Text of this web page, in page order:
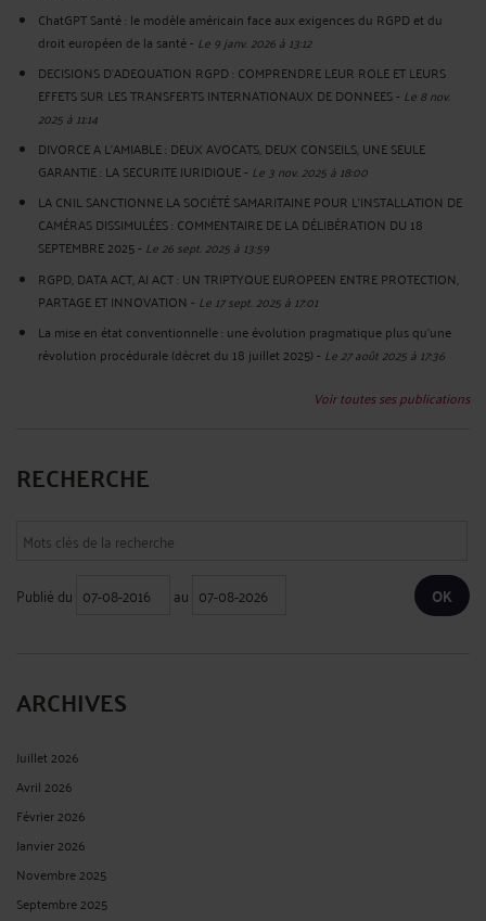
ChatGPT Santé : le modèle américain face aux exigences du RGPD et du
droit européen de la santé- Le 9 janv. 2026 à 13:12
DECISIONS D’ADEQUATION RGPD : COMPRENDRE LEUR ROLE ET LEURS
EFFETS SUR LES TRANSFERTS INTERNATIONAUX DE DONNEES- Le 8 nov.
2025 à 11:14
DIVORCE A L’AMIABLE : DEUX AVOCATS, DEUX CONSEILS, UNE SEULE
GARANTIE : LA SECURITE JURIDIQUE- Le 3 nov. 2025 à 18:00
LA CNIL SANCTIONNE LA SOCIÉTÉ SAMARITAINE POUR L’INSTALLATION DE
CAMÉRAS DISSIMULÉES : COMMENTAIRE DE LA DÉLIBÉRATION DU 18
SEPTEMBRE 2025- Le 26 sept. 2025 à 13:59
RGPD, DATA ACT, AI ACT : UN TRIPTYQUE EUROPEEN ENTRE PROTECTION,
PARTAGE ET INNOVATION - Le 17 sept. 2025 à 17:01
La mise en état conventionnelle : une évolution pragmatique plus qu’une
révolution procédurale (décret du 18 juillet 2025)- Le 27 août 2025 à 17:36
Voir toutes ses publications
RECHERCHE
Publié du au
ARCHIVES
Juillet 2026
Avril 2026
Février 2026
Janvier 2026
Novembre 2025
Septembre 2025